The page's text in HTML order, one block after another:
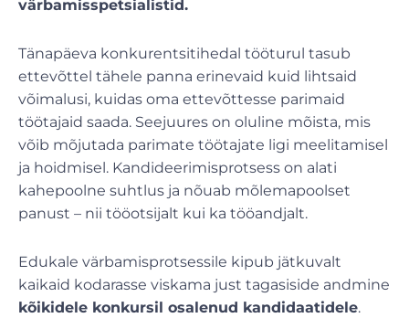
värbamisspetsialistid.
Tänapäeva konkurentsitihedal tööturul tasub
ettevõttel tähele panna erinevaid kuid lihtsaid
võimalusi, kuidas oma ettevõttesse parimaid
töötajaid saada. Seejuures on oluline mõista, mis
võib mõjutada parimate töötajate ligi meelitamisel
ja hoidmisel. Kandideerimisprotsess on alati
kahepoolne suhtlus ja nõuab mõlemapoolset
panust – nii tööotsijalt kui ka tööandjalt.
Edukale värbamisprotsessile kipub jätkuvalt
kaikaid kodarasse viskama just tagasiside andmine
kõikidele konkursil osalenud kandidaatidele.